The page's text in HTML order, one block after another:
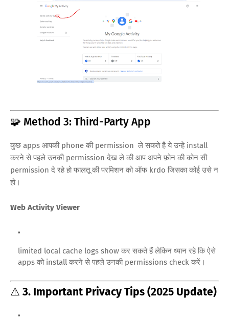
🧩 Method 3: Third-Party App
कुछ apps आपकी phone की permission ले सकते है ये उन्हे install
करने से पहले उनकी permission देख ले की आप अपने फ़ोन की कोन सी
permission दे रहे हो फालतू की परमिशन को ऑफ krdo जिसका कोई उसे न
हो।
Web Activity Viewer
limited local cache logs show कर सकते हैं लेकिन ध्यान रहे कि ऐसे
apps को install करने से पहले उनकी permissions check करें।
⚠️ 3. Important Privacy Tips (2025 Update)